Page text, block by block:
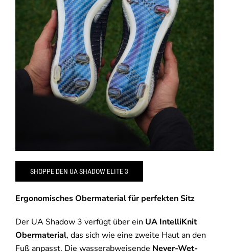
SHOPPE DEN UA SHADOW ELITE 3
Ergonomisches Obermaterial für perfekten Sitz
Der UA Shadow 3 verfügt über ein UA IntelliKnit
Obermaterial, das sich wie eine zweite Haut an den
Fuß anpasst. Die wasserabweisende Never-Wet-